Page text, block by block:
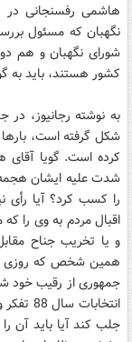
هاشمی رفسنجانی در
نگهبان که مسئول
شورای نگهبان و هم
کشور هستند، باید به
به نوشته رجانیوز، در
شکل گرفته است،
کرده است. گویا آقای
شدت علیه ایشان
را کسب کرد؟ آیا
اقبال مردم به وی را که
و یا تخریب جناح
همین شخص که روزی
جمهوری از رقیب خود
جلب کند آیا باید